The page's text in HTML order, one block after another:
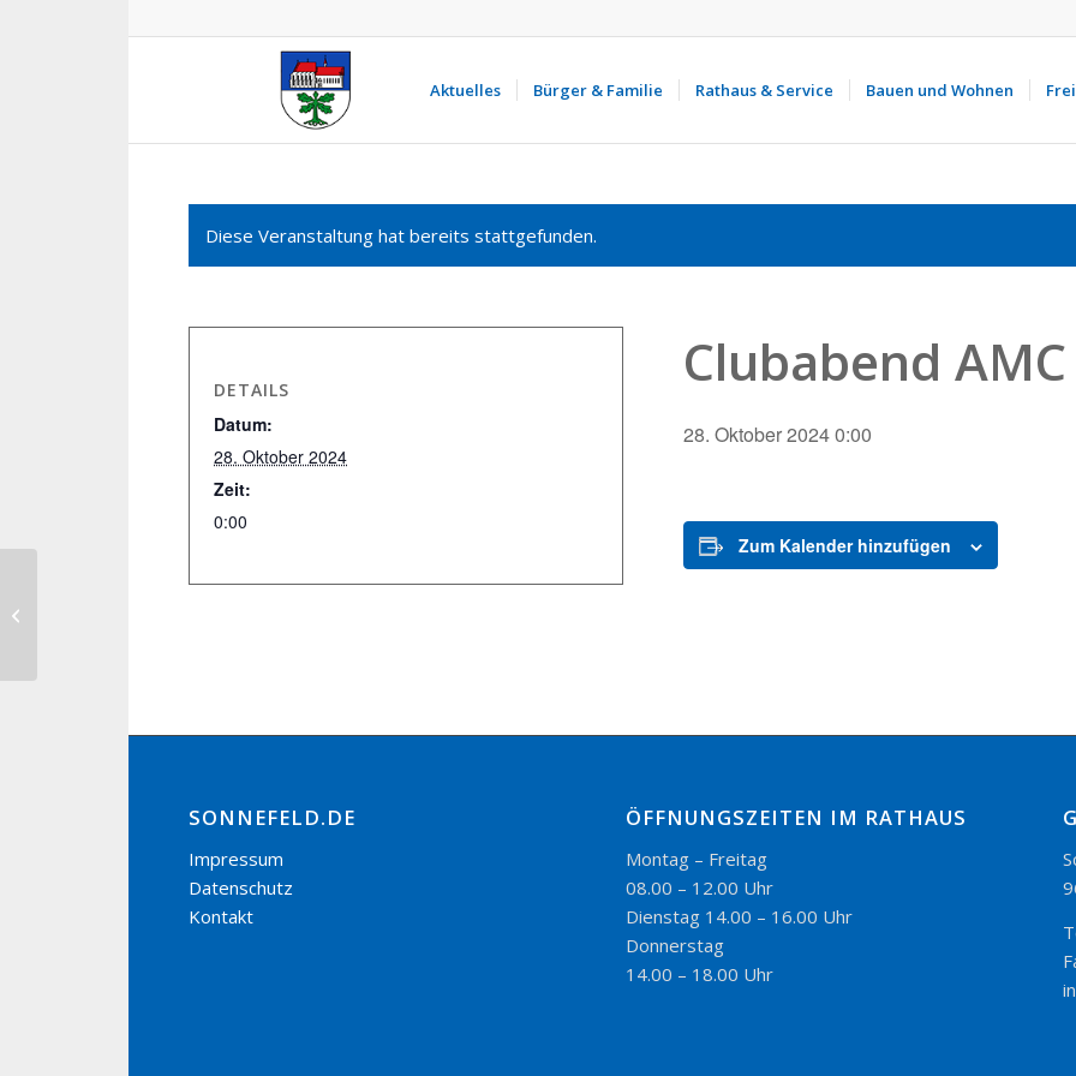
Aktuelles Bürger & Familie Rathaus & Service Bauen und Wohnen
Diese Veranstaltung hat bereits stattgefunden.
Clubabend
28. Oktober 2024 0:00
Zum Kalender hinzufügen
DETAILS
Datum:
28. Oktober 2024
Zeit:
0:00
SONNEFELD.DE
Impressum
Datenschutz
Kontakt
ÖFFNUNGSZEITEN IM RATHAUS
Montag – Freitag
08.00 – 12.00 Uhr
Dienstag 14.00 – 16.00 Uhr
Donnerstag
14.00 – 18.00 Uhr